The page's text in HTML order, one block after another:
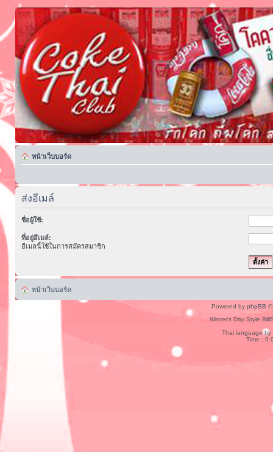
หน้าเว็บบอร์ด
ส่งอีเมล์
ชื่อผู้ใช้:
ที่อยู่อีเมล์:
อีเมลนี้ใช้ในการสมัครสมาชิก
หน้าเว็บบอร์ด
Powered by phpBB ©
Winter's Day Style
Thai language by
Time :